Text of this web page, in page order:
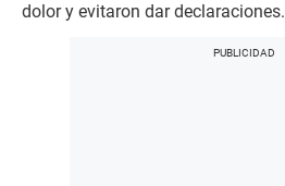
dolor y evitaron dar declaraciones.